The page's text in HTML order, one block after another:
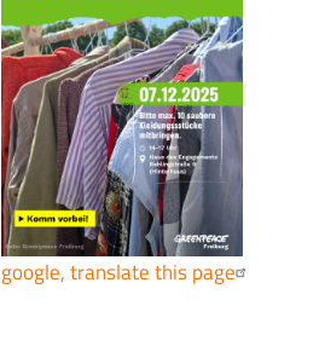
google, translate this page